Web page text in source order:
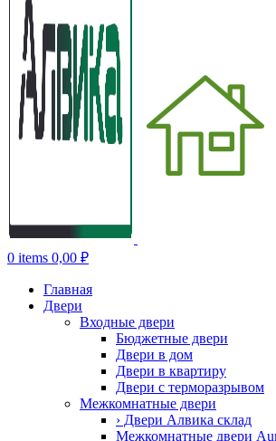
0 items 0,00 ₽
Главная
Двери
Входные двери
Бюджетные двери
Двери в дом
Двери в квартиру
Двери с терморазрывом
Межкомнатные двери
› Двери Алвика склад
Межкомнатные двери